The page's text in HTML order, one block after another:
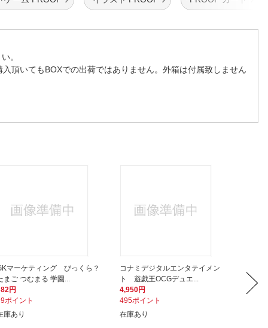
。
頂いてもBOXでの出荷ではありません。外箱は付属致しません
マーケティング びっくら？
まご つむまる 学園...
円
ポイント
庫あり
コナミデジタルエンタテイメン
ト 遊戯王OCGデュエ...
4,950円
495ポイント
在庫あり
ー バ
590円